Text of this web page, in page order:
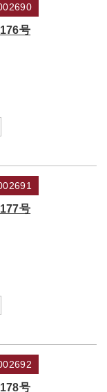
号
号
号